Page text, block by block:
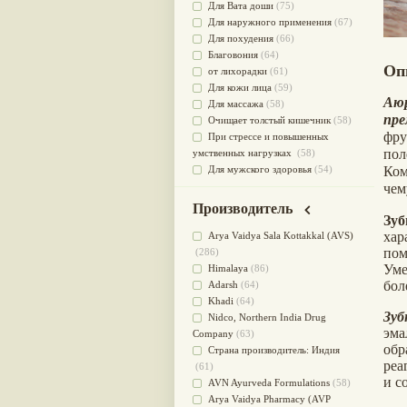
и
Для Вата доши (75)
Для наружного применения (67)
Для похудения (66)
Благовония (64)
от лихорадки (61)
Для кожи лица (59)
Для массажа (58)
Очищает толстый кишечник (58)
При стрессе и повышенных
умственных нагрузках (58)
Для мужского здоровья (54)
применения
(51)
Для приготовления пищи(49)
от инфекций мочеполовой
системы(49)
Для стабилизации деятельности
ЦНС(47)
для суставов(47)
Лечит опухоли и отеки
Для медитации(44)
выводит токсины
Для здоровья печени(41)
Для тела(39)
Производитель
Arya Vaidya Sala Kottakkal (AVS)
(286)
Himalaya (86)
Adarsh (64)
Khadi (64)
Nidсo, Northern India Drug
Company (63)
Страна производитель: Индия
(61)
AVN Ayurveda Formulations (58)
Arya Vaidya Pharmacy (AVP